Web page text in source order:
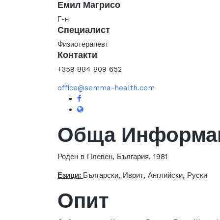
Емил Магрисо
Г-н
Специалист
Физиотерапевт
Контакти
+359 884 809 652
office@semma-health.com
Обща
Роден в Плевен, България, 1981
Езици: Български, Иврит, Английски, Руски
Опит